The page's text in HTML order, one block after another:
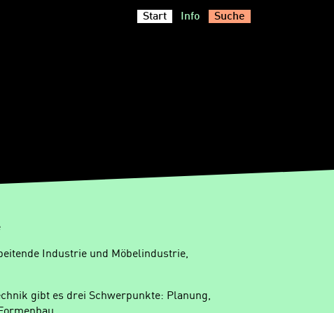
Start
Info Suche
Industrie und Möbelindustrie,
gibt es drei Schwerpunkte: Planung,